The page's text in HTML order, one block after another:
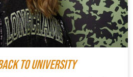
to University